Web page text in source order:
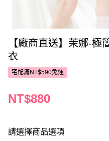
【廠商直送】茉娜-極
衣
宅配滿NT$590免運
NT$880
請選擇商品選項